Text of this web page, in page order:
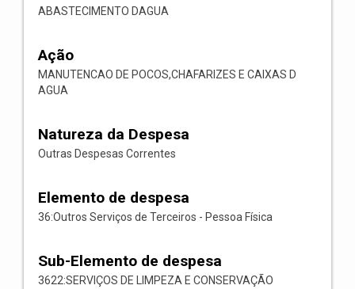
ABASTECIMENTO DAGUA
Ação
MANUTENCAO DE POCOS,CHAFARIZES E CAIXAS D
AGUA
Natureza da Despesa
Outras Despesas Correntes
Elemento de despesa
36:Outros Serviços de Terceiros - Pessoa Física
Sub-Elemento de despesa
3622:SERVIÇOS DE LIMPEZA E CONSERVAÇÃO